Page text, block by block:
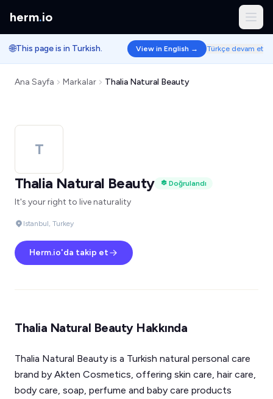
herm.io
🌐This page is in Turkish. View in English → Türkçe devam et
Ana Sayfa Markalar Thalia Natural Beauty
T
Thalia Natural Beauty
Doğrulandı
It's your right to live naturality
Istanbul, Turkey
Herm.io'da takip et
Thalia Natural Beauty Hakkında
Thalia Natural Beauty is a Turkish natural personal care
brand by Akten Cosmetics, offering skin care, hair care,
body care, soap, perfume and baby care products